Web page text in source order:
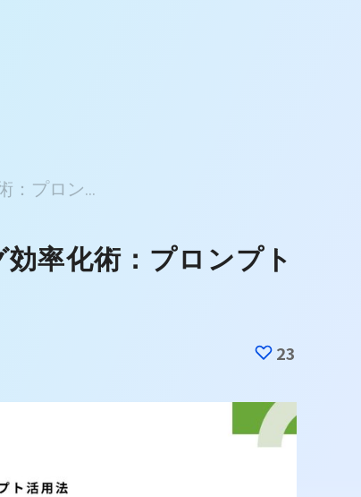
：プロン...
率化術：プロンプト
23